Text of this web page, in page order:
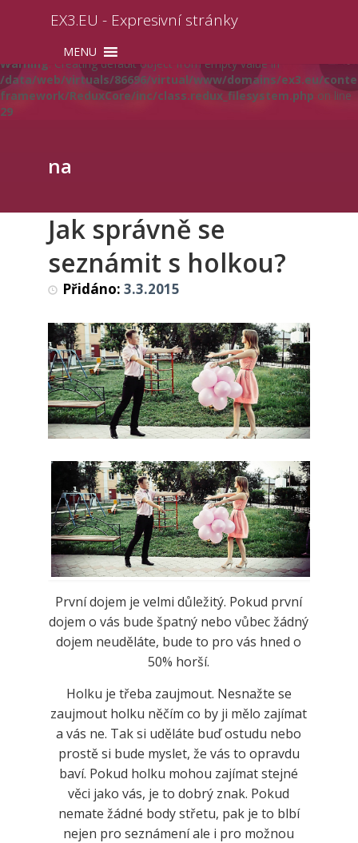
Warning: Creating default object from empty value in
/data/web/virtuals/86696/virtual/www/domains/ex3.eu/
framework/ReduxCore/inc/class.redux_filesystem.php on line
29
EX3.EU - Expresivní stránky
na
Jak správně se
seznámit s holkou?
Přidáno: 3.3.2015
Jak správně se seznámit s holkou?
Horké zprávy,Vztahy
První dojem je velmi důležitý. Pokud první
dojem o vás bude špatný nebo vůbec žádný
dojem neuděláte, bude to pro vás hned o
50% horší.
Holku je třeba zaujmout. Nesnažte se
zaujmout holku něčím co by ji mělo zajímat
a vás ne. Tak si uděláte buď ostudu nebo
prostě si bude myslet, že vás to opravdu
baví. Pokud holku mohou zajímat stejné
věci jako vás, je to dobrý znak. Pokud
nemate žádné body střetu, pak je to blbí
nejen pro seznámení ale i pro možnou